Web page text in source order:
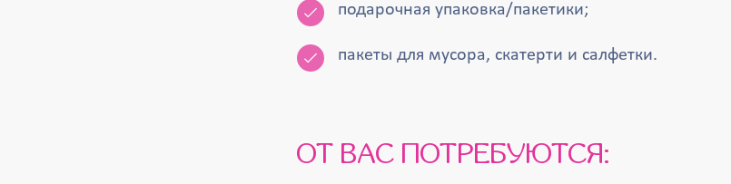
подарочная упаковка/пакетики;
пакеты для мусора, скатерти и салфетки.
ОТ ВАС ПОТРЕБУЮТСЯ: